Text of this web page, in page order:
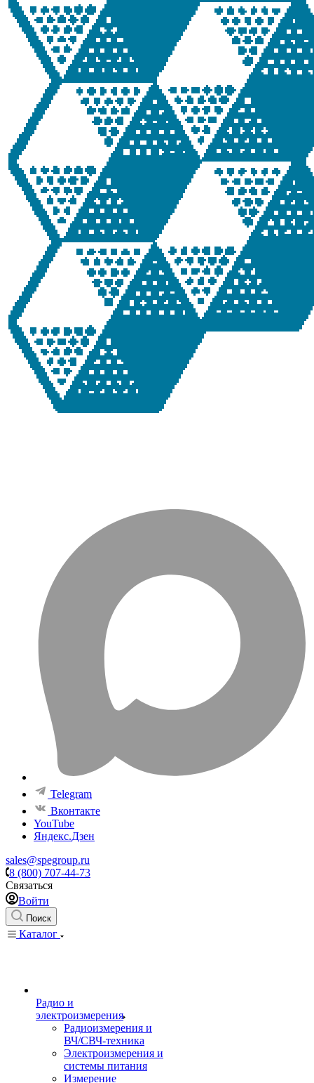
Telegram
Вконтакте
YouTube
Яндекс.Дзен
sales@spegroup.ru
8 (800) 707-44-73
Связаться
Войти
Поиск
Каталог
Радио и
электроизмерения
Радиоизмерения и
ВЧ/СВЧ-техника
Электроизмерения и
системы питания
Измерение